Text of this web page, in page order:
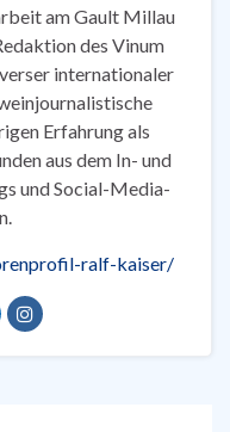
am Gault Millau
des Vinum
internationaler
Erfahrung als
aus dem In- und
und Social-Media-
ralf-kaiser/